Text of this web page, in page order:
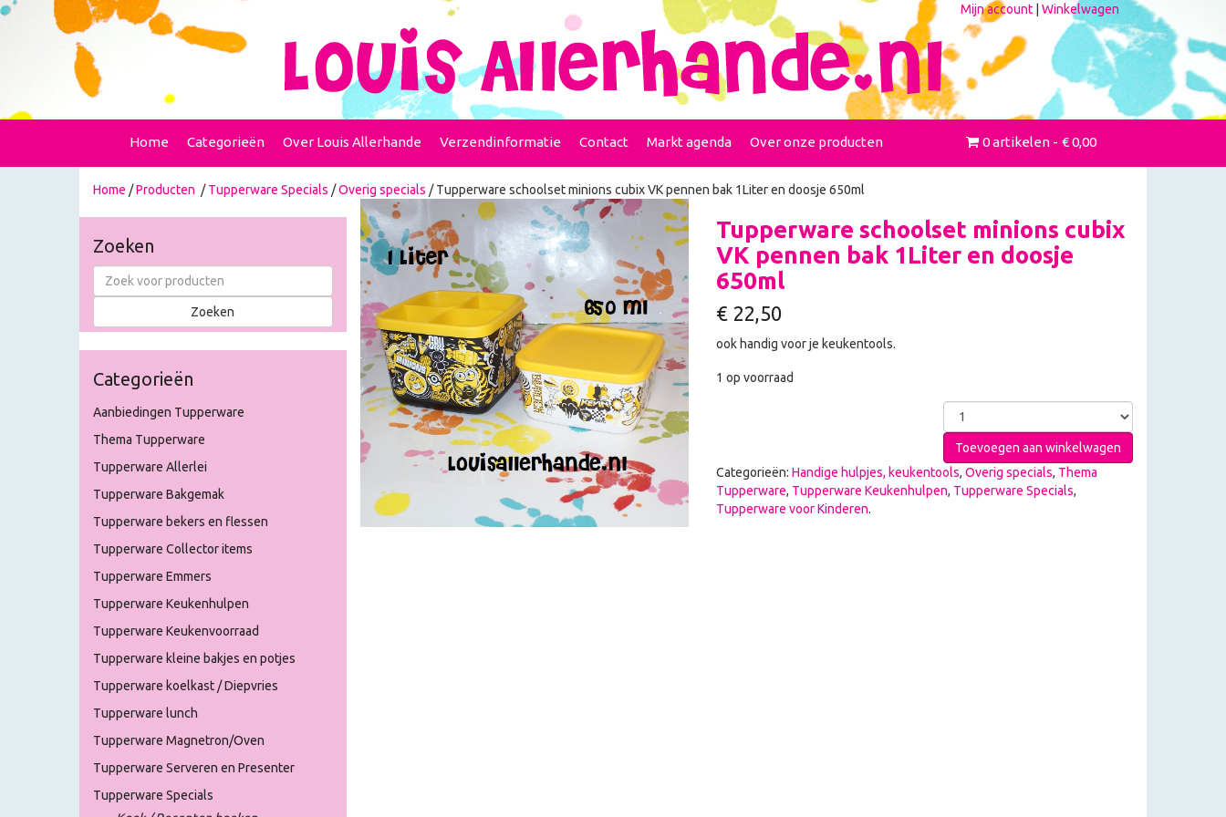
Mijn account Winkelwagen
Home Categorieën Over Louis Allerhande Verzendinformatie Contact Markt agenda Over onze producten 0 artikelen € 0,00
Home /Producten /Tupperware Specials /Overig specials / Tupperware schoolset minions cubix VK pennen bak 1Liter en doosje 650ml
Zoeken
Categorieën
Aanbiedingen Tupperware
Thema Tupperware
Tupperware Allerlei
Tupperware Bakgemak
Tupperware bekers en flessen
Tupperware Collector items
Tupperware Emmers
Tupperware Keukenhulpen
Tupperware Keukenvoorraad
Tupperware kleine bakjes en potjes
Tupperware koelkast / Diepvries
Tupperware lunch
Tupperware Magnetron/Oven
Tupperware Serveren en Presenter
Tupperware Specials
Tupperware schoolset minions cubix
VK pennen bak 1Liter en doosje
650ml
€22,50
ook handig voor je keukentools.
1 op voorraad
Toevoegen aan winkelwagen
Categorieën: Handige hulpjes, keukentools, Overig specials, Thema
Tupperware, Tupperware Keukenhulpen, Tupperware Specials,
Tupperware voor Kinderen.